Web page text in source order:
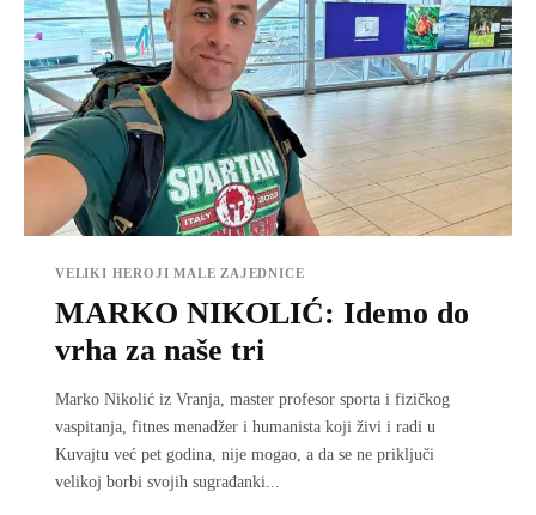
VELIKI HEROJI MALE ZAJEDNICE
MARKO NIKOLIĆ: Idemo do
vrha za naše tri
Marko Nikolić iz Vranja, master profesor sporta i fizičkog
vaspitanja, fitnes menadžer i humanista koji živi i radi u
Kuvajtu već pet godina, nije mogao, a da se ne priključi
velikoj borbi svojih sugrađanki...